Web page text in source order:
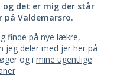
og det er mig der står
Valdemarsro.
finde på nye lækre,
jeg deler med jer her på
og i mine ugentlige